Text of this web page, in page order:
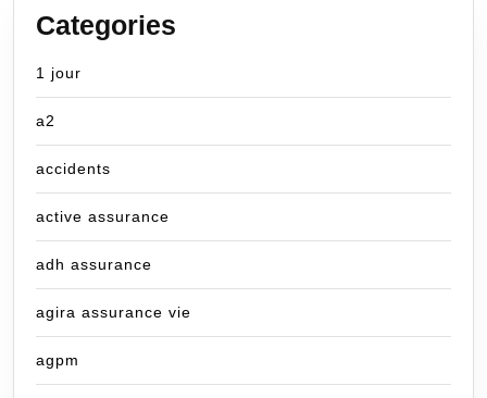
Categories
1 jour
a2
accidents
active assurance
adh assurance
agira assurance vie
agpm